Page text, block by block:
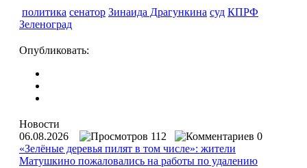
политика сенатор Зинаида Драгункина суд КПРФ
Зеленоград
Опубликовать:
Новости
06.08.2026
112
0
«Зелёные деревья пилят в том числе»: жители
Матушкино пожаловались на работы по удалению